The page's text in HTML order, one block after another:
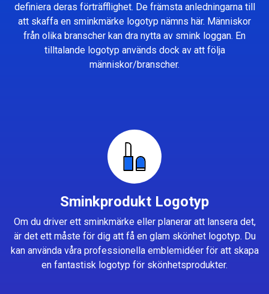
definiera deras förträfflighet. De främsta anledningarna till
att skaffa en sminkmärke logotyp nämns här. Människor
från olika branscher kan dra nytta av smink loggan. En
tilltalande logotyp används dock av att följa
människor/branscher.
Sminkprodukt Logotyp
Om du driver ett sminkmärke eller planerar att lansera det,
är det ett måste för dig att få en glam skönhet logotyp. Du
kan använda våra professionella emblemidéer för att skapa
en fantastisk logotyp för skönhetsprodukter.